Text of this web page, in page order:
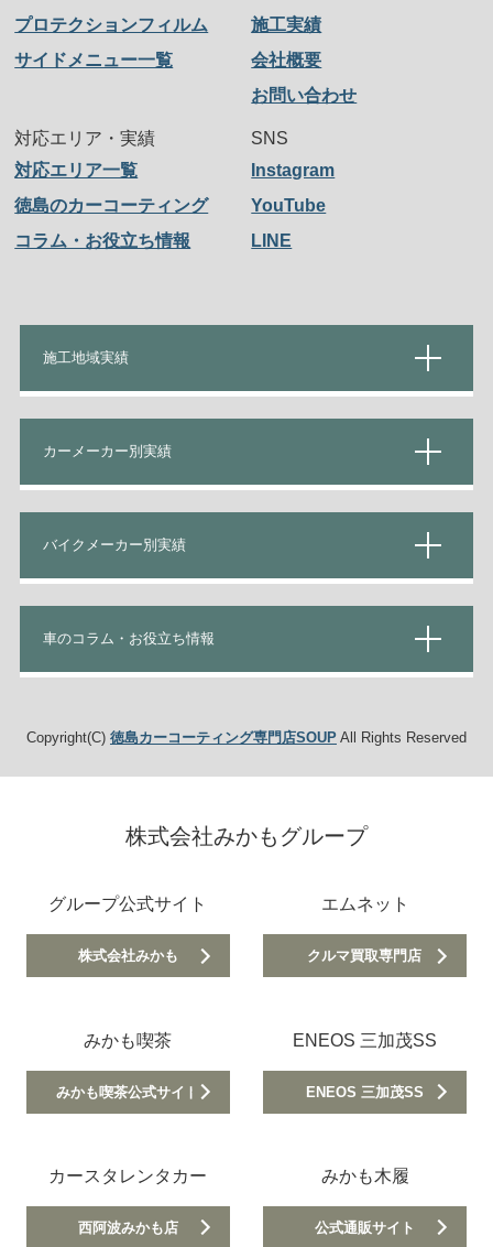
プロテクションフィルム
サイドメニュー一覧
施工実績
会社概要
お問い合わせ
対応エリア・実績
対応エリア一覧
徳島のカーコーティング
コラム・お役立ち情報
SNS
Instagram
YouTube
LINE
施工地域実績
カーメーカー別実績
バイクメーカー別実績
車のコラム・お役立ち情報
Copyright(C) 徳島カーコーティング専門店SOUPAll Rights Reserved
株式会社みかもグループ
グループ公式サイト
株式会社みかも
エムネット
クルマ買取専門店
みかも喫茶
みかも喫茶公式サイト
ENEOS 三加茂SS
ENEOS 三加茂SS
カースタレンタカー
西阿波みかも店
みかも木履
公式通販サイト